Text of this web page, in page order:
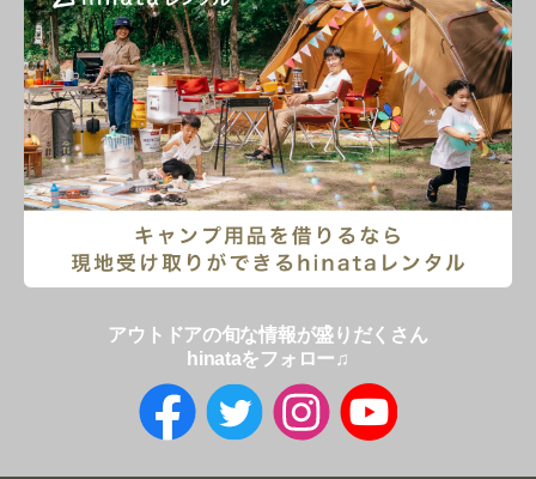
アウトドアの旬な情報が盛りだくさん
hinataをフォロー♫